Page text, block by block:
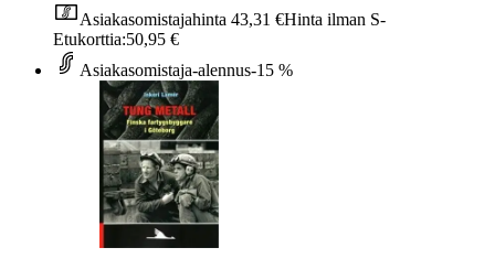
Asiakasomistajahinta 43,31 €Hinta ilman S-
Etukorttia:50,95 €
Asiakasomistaja-alennus-15 %